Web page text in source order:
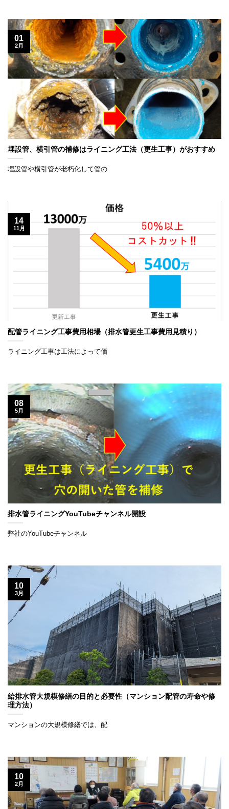
埋設管、横引管の補修はライニング工法（更生工事）がおすすめ
埋設管や横引管が老朽化して管の
01
2月
配管ライニング工事費用相場（排水管更生工事費用見積り）
ライニング工事は工法によって価
14
11月
排水管ライニングYouTubeチャンネル開設
弊社のYouTubeチャンネル
08
5月
給排水管大規模修繕の目的と必要性（マンション配管の寿命や修
理方法）
マンションの大規模修繕では、配
10
3月
10
2月